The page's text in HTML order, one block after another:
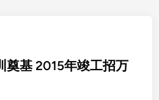
奠基 2015年竣工招万